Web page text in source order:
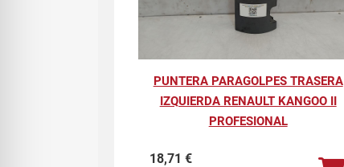
PUNTERA PARAGOLPES TRASERA
IZQUIERDA RENAULT KANGOO II
PROFESIONAL
18,71 €